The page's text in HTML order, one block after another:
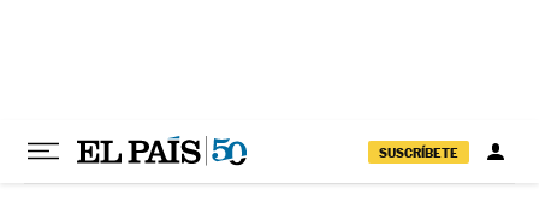
SUSCRÍBETE